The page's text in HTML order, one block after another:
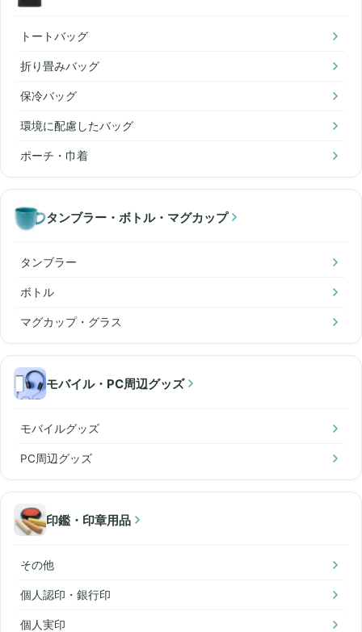
トートバッグ
折り畳みバッグ
保冷バッグ
環境に配慮したバッグ
ポーチ・巾着
タンブラー・ボトル・マグカップ
タンブラー
ボトル
マグカップ・グラス
モバイル・PC周辺グッズ
モバイルグッズ
PC周辺グッズ
印鑑・印章用品
その他
個人認印・銀行印
個人実印